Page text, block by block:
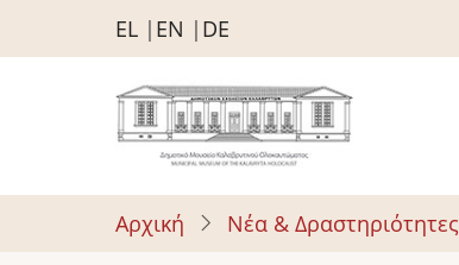
Παράκαμψη
προς
περιεχόμενο
EL EN DE
Αρχική Νέα & Δραστηριότητες